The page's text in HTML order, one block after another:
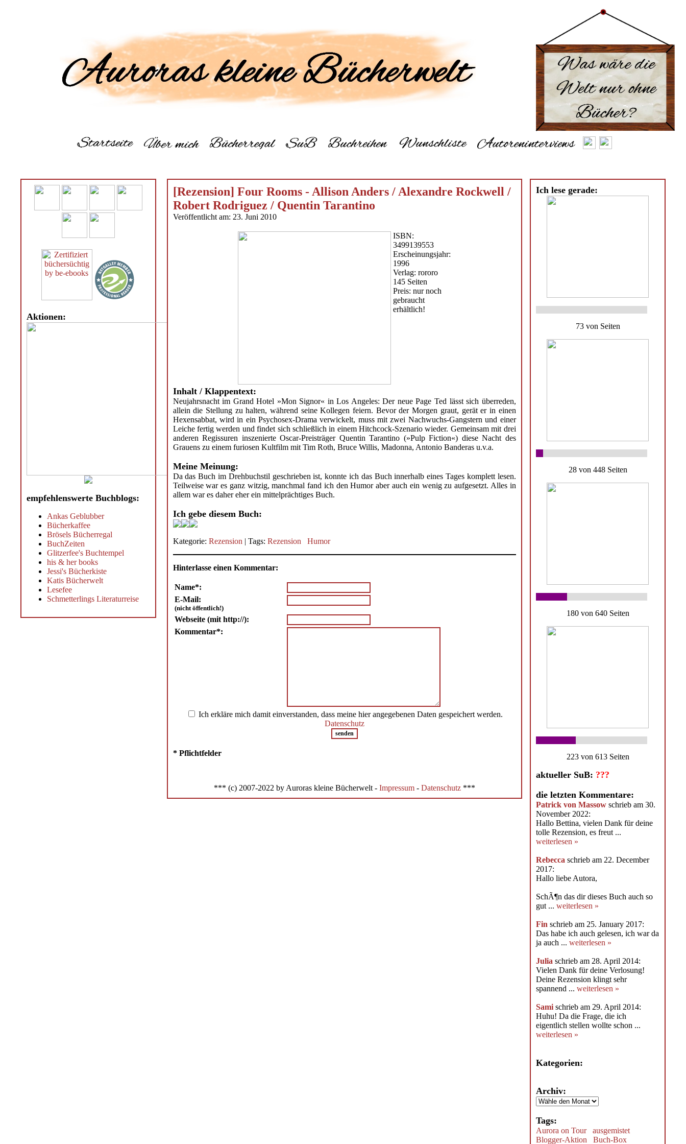
Aktionen:
empfehlenswerte Buchblogs:
Ankas Geblubber
Bücherkaffee
Brösels Bücherregal
BuchZeiten
Glitzerfee's Buchtempel
his & her books
Jessi's Bücherkiste
Katis Bücherwelt
Lesefee
Schmetterlings Literaturreise
[Rezension] Four Rooms - Allison Anders / Alexandre Rockwell /
Robert Rodriguez / Quentin Tarantino
Veröffentlicht am: 23. Juni 2010
ISBN:
3499139553
Erscheinungsjahr:
1996
Verlag: rororo
145 Seiten
Preis: nur noch
gebraucht
erhältlich!
Inhalt / Klappentext:
Neujahrsnacht im Grand Hotel »Mon Signor« in Los Angeles: Der neue Page Ted lässt sich überreden,
allein die Stellung zu halten, während seine Kollegen feiern. Bevor der Morgen graut, gerät er in einen
Hexensabbat, wird in ein Psychosex-Drama verwickelt, muss mit zwei Nachwuchs-Gangstern und einer
Leiche fertig werden und findet sich schließlich in einem Hitchcock-Szenario wieder. Gemeinsam mit drei
anderen Regissuren inszenierte Oscar-Preisträger Quentin Tarantino (»Pulp Fiction«) diese Nacht des
Grauens zu einem furiosen Kultfilm mit Tim Roth, Bruce Willis, Madonna, Antonio Banderas u.v.a.
Meine Meinung:
Da das Buch im Drehbuchstil geschrieben ist, konnte ich das Buch innerhalb eines Tages komplett lesen.
Teilweise war es ganz witzig, manchmal fand ich den Humor aber auch ein wenig zu aufgesetzt. Alles in
allem war es daher eher ein mittelprächtiges Buch.
Ich gebe diesem Buch:
Kategorie: Rezension | Tags: Rezension Humor
Hinterlasse einen Kommentar:
Name*:
E-Mail:
(nicht öffentlich!)
Webseite (mit http://):
Kommentar*:
Ich erkläre mich damit einverstanden, dass meine hier angegebenen Daten gespeichert werden.
Datenschutz
* Pflichtfelder
*** (c) 2007-2022 by Auroras kleine Bücherwelt - Impressum- Datenschutz***
Ich lese gerade:
73 von Seiten
28 von 448 Seiten
180 von 640 Seiten
223 von 613 Seiten
aktueller SuB: ???
die letzten Kommentare:
Patrick von Massow schrieb am 30.
November 2022:
Hallo Bettina, vielen Dank für deine
tolle Rezension, es freut ...
weiterlesen »
Rebeccaschrieb am 22. December
2017:
Hallo liebe Autora,
SchÃ¶n das dir dieses Buch auch so
gut ...weiterlesen »
Finschrieb am 25. January 2017:
Das habe ich auch gelesen, ich war da
ja auch ...weiterlesen »
Julia schrieb am 28. April 2014:
Vielen Dank für deine Verlosung!
Deine Rezension klingt sehr
spannend ...weiterlesen »
Sami schrieb am 29. April 2014:
Huhu! Da die Frage, die ich
eigentlich stellen wollte schon ...
weiterlesen »
Kategorien:
Archiv:
Tags:
Aurora on Tour
ausgemistet
Blogger-Aktion
Buch-Box